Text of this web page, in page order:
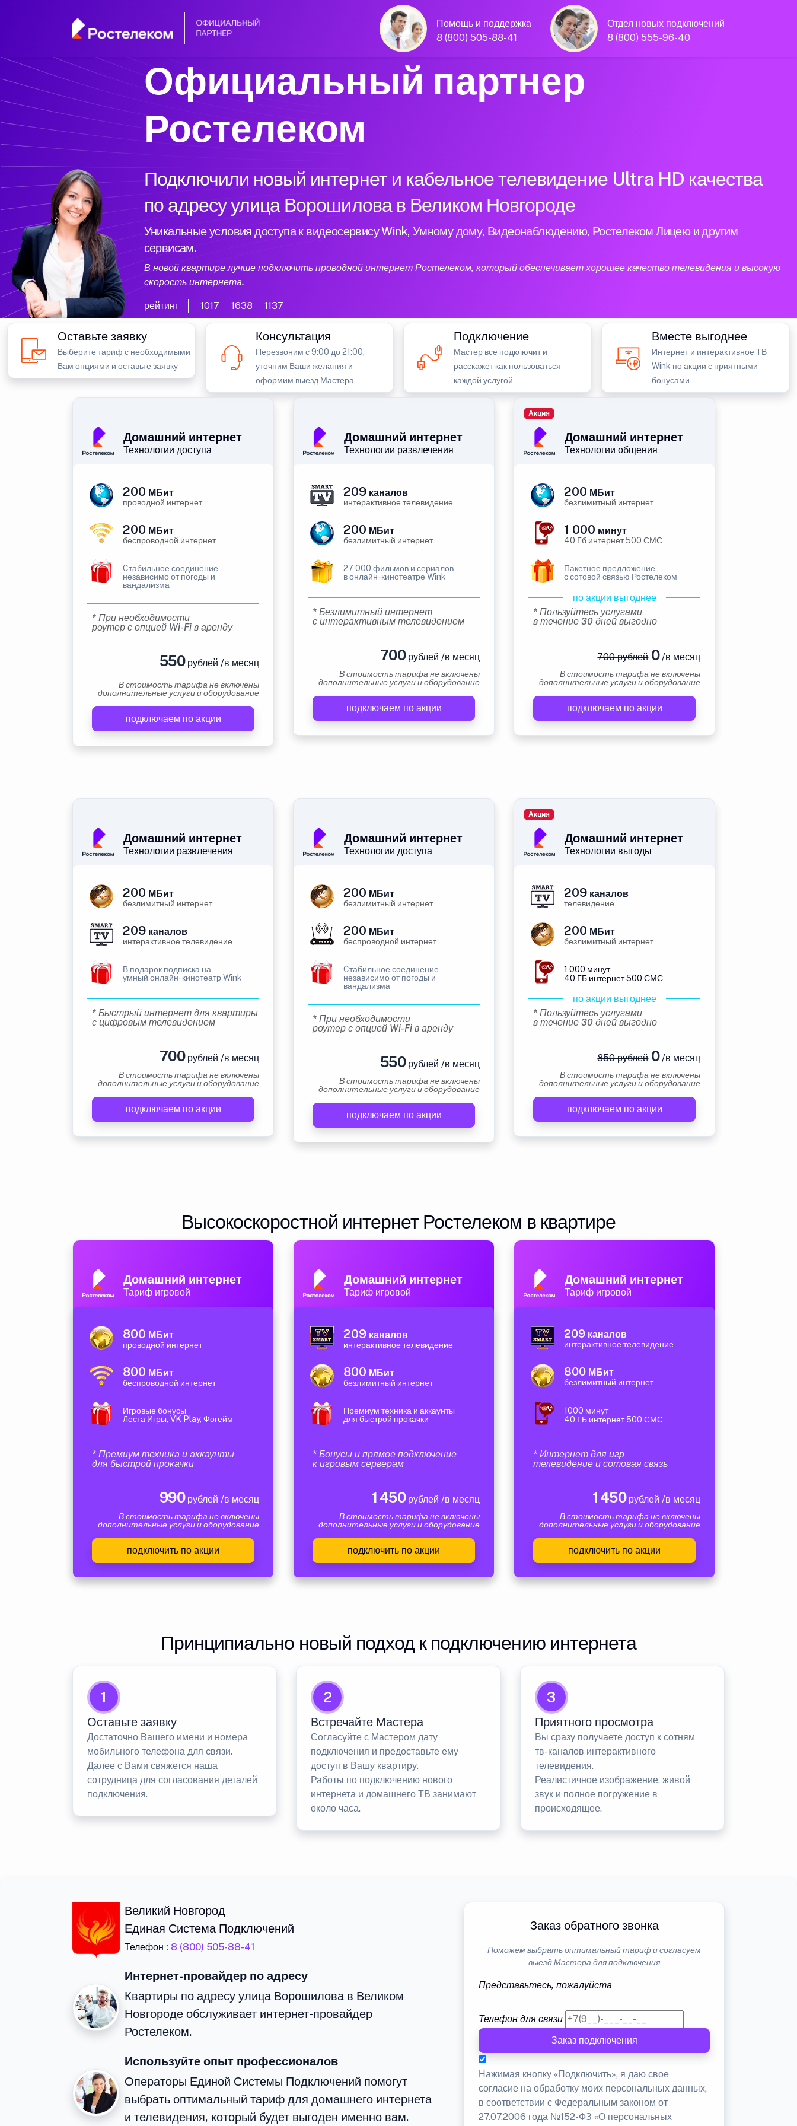
Помощь и поддержка
8 (800) 505-88-41
Отдел новых подключений
8 (800) 555-96-40
Официальный партнер
Ростелеком
Подключили новый интернет и кабельное телевидение Ultra HD качества
по адресу улица Ворошилова в Великом Новгороде
Уникальные условия доступа к видеосервису Wink, Умному дому, Видеонаблюдению, Ростелеком Лицею и другим
сервисам.
В новой квартире лучше подключить проводной интернет Ростелеком, который обеспечивает хорошее качество телевидения и высокую
скорость интернета.
рейтинг 1017 1638 1137
Оставьте заявку
Выберите тариф с необходимыми
Вам опциями и оставьте заявку
Консультация
Перезвоним с 9:00 до 21:00,
уточним Ваши желания и
оформим выезд Мастера
Подключение
Мастер все подключит и
расскажет как пользоваться
каждой услугой
Вместе выгоднее
Интернет и интерактивное ТВ
Wink по акции с приятными
бонусами
Домашний интернет
Технологии доступа
200 МБит
проводной интернет
200 МБит
беспроводной интернет
Cтабильное соединение
независимо от погоды и
вандализма
* При необходимости
роутер с опцией Wi-Fi в аренду
550рублей /в месяц
В стоимость тарифа не включены
дополнительные услуги и оборудование
подключаем по акции
Домашний интернет
Технологии развлечения
209 каналов
интерактивное телевидение
200 МБит
безлимитный интернет
27 000 фильмов и сериалов
в онлайн-кинотеатре Wink
* Безлимитный интернет
с интерактивным телевидением
700рублей /в месяц
В стоимость тарифа не включены
дополнительные услуги и оборудование
подключаем по акции
Домашний интернет
Технологии общения
Акция
200 МБит
безлимитный интернет
1 000 минут
40 Гб интернет 500 СМС
Пакетное предложение
с сотовой связью Ростелеком
по акции выгоднее
* Пользуйтесь услугами
в течение 30 дней выгодно
700 рублей0/в месяц
В стоимость тарифа не включены
дополнительные услуги и оборудование
подключаем по акции
Домашний интернет
Технологии развлечения
200 МБит
безлимитный интернет
209 каналов
интерактивное телевидение
В подарок подписка на
умный онлайн-кинотеатр Wink
* Быстрый интернет для квартиры
с цифровым телевидением
700рублей /в месяц
В стоимость тарифа не включены
дополнительные услуги и оборудование
подключаем по акции
Домашний интернет
Технологии доступа
200 МБит
безлимитный интернет
200 МБит
беспроводной интернет
Cтабильное соединение
независимо от погоды и
вандализма
* При необходимости
роутер с опцией Wi-Fi в аренду
550рублей /в месяц
В стоимость тарифа не включены
дополнительные услуги и оборудование
подключаем по акции
Домашний интернет
Технологии выгоды
Акция
209 каналов
телевидение
200 МБит
безлимитный интернет
1 000 минут
40 ГБ интернет 500 СМС
по акции выгоднее
* Пользуйтесь услугами
в течение 30 дней выгодно
850 рублей0/в месяц
В стоимость тарифа не включены
дополнительные услуги и оборудование
подключаем по акции
Высокоскоростной интернет Ростелеком в квартире
Домашний интернет
Тариф игровой
800 МБит
проводной интернет
800 МБит
беспроводной интернет
Игровые бонусы
Леста Игры, VK Play, Фогейм
* Премиум техника и аккаунты
для быстрой прокачки
990рублей /в месяц
В стоимость тарифа не включены
дополнительные услуги и оборудование
подключить по акции
Домашний интернет
Тариф игровой
209 каналов
интерактивное телевидение
800 МБит
безлимитный интернет
Премиум техника и аккаунты
для быстрой прокачки
* Бонусы и прямое подключение
к игровым серверам
1 450рублей /в месяц
В стоимость тарифа не включены
дополнительные услуги и оборудование
подключить по акции
Домашний интернет
Тариф игровой
209 каналов
интерактивное телевидение
800 МБит
безлимитный интернет
1000 минут
40 ГБ интернет 500 СМС
* Интернет для игр
телевидение и сотовая связь
1 450рублей /в месяц
В стоимость тарифа не включены
дополнительные услуги и оборудование
подключить по акции
Принципиально новый подход к подключению интернета
1
Оставьте заявку
Достаточно Вашего имени и номера
мобильного телефона для связи.
Далее с Вами свяжется наша
сотрудница для согласования деталей
подключения.
2
Встречайте Мастера
Согласуйте с Мастером дату
подключения и предоставьте ему
доступ в Вашу квартиру.
Работы по подключению нового
интернета и домашнего ТВ занимают
около часа.
3
Приятного просмотра
Вы сразу получаете доступ к сотням
тв-каналов интерактивного
телевидения.
Реалистичное изображение, живой
звук и полное погружение в
происходящее.
Великий Новгород
Единая Система Подключений
Телефон : 8 (800) 505-88-41
Интернет-провайдер по адресу
Квартиры по адресу улица Ворошилова в Великом
Новгороде обслуживает интернет-провайдер
Ростелеком.
Используйте опыт профессионалов
Операторы Единой Системы Подключений помогут
выбрать оптимальный тариф для домашнего интернета
и телевидения, который будет выгоден именно вам.
Заказ обратного звонка
Поможем выбрать оптимальный тариф и согласуем
выезд Мастера для подключения
Представьтесь, пожалуйста
Телефон для связи
Заказ подключения
Нажимая кнопку «Подключить», я даю свое
согласие на обработку моих персональных данных,
в соответствии с Федеральным законом от
27.07.2006 года №152-ФЗ «О персональных